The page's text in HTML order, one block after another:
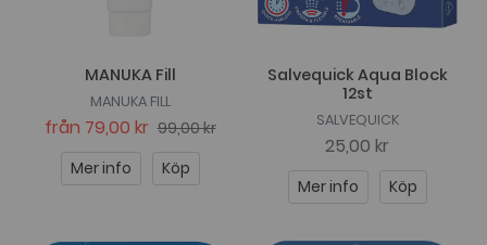
MANUKA Fill
MANUKA FILL
från 79,00 kr 99,00 kr
Mer info
Köp
Salvequick Aqua Block
12st
SALVEQUICK
25,00 kr
Mer info Köp